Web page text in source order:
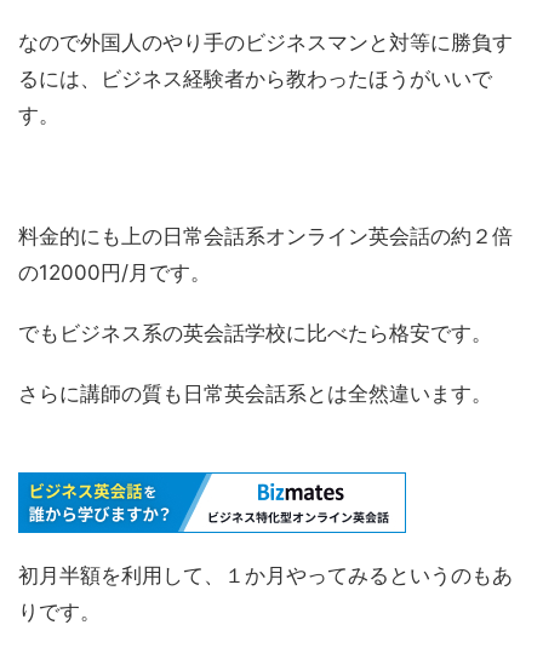
なので外国人のやり手のビジネスマンと対等に勝負す
るには、ビジネス経験者から教わったほうがいいで
す。
料金的にも上の日常会話系オンライン英会話の約２倍
の12000円/月です。
でもビジネス系の英会話学校に比べたら格安です。
さらに講師の質も日常英会話系とは全然違います。
初月半額を利用して、１か月やってみるというのもあ
りです。